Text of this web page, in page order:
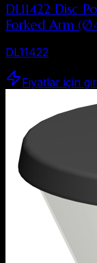
DL11422 Disc
Forked Arm
DL11422
Fiyatlar için